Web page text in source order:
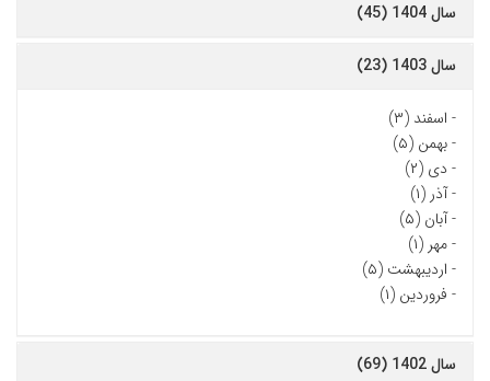
سال 1404 (45)
سال 1403 (23)
- اسفند (۳)
-بهمن (۵)
- دی (۲)
-آذر (۱)
-آبان (۵)
-مهر (۱)
- اردیبهشت (۵)
- فروردین (۱)
سال 1402 (69)